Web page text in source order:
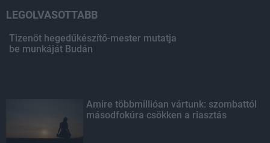
LEGOLVASOTTABB
Tizenöt hegedűkészítő-mester mutatja
be munkáját Budán
Amire többmillióan vártunk: szombattól
másodfokúra csökken a riasztás